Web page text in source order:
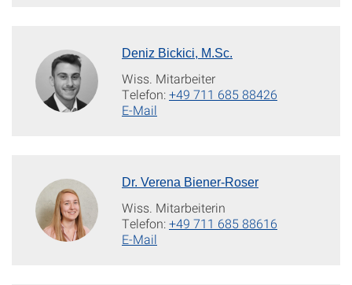
Deniz Bickici, M.Sc.
Wiss. Mitarbeiter
Telefon:+49 711 685 88426
E-Mail
Dr. Verena Biener-Roser
Wiss. Mitarbeiterin
Telefon:+49 711 685 88616
E-Mail